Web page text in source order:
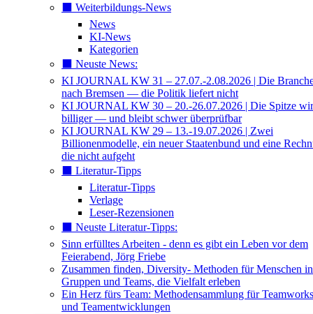
⬛️ Weiterbildungs-News
News
KI-News
Kategorien
⬛️ Neuste News:
KI JOURNAL KW 31 – 27.07.-2.08.2026 | Die
nach Bremsen — die Politik liefert nicht
KI JOURNAL KW 30 – 20.-26.07.2026 | Die Spitze
billiger — und bleibt schwer überprüfbar
KI JOURNAL KW 29 – 13.-19.07.2026 | Zwei
Billionenmodelle, ein neuer Staatenbund und eine
die nicht aufgeht
⬛️ Literatur-Tipps
Literatur-Tipps
Verlage
Leser-Rezensionen
⬛️ Neuste Literatur-Tipps:
Sinn erfülltes Arbeiten - denn es gibt ein Leben vor dem
Feierabend, Jörg Friebe
Zusammen finden, Diversity- Methoden für Menschen in
Gruppen und Teams, die Vielfalt erleben
Ein Herz fürs Team: Methodensammlung für
und Teamentwicklungen